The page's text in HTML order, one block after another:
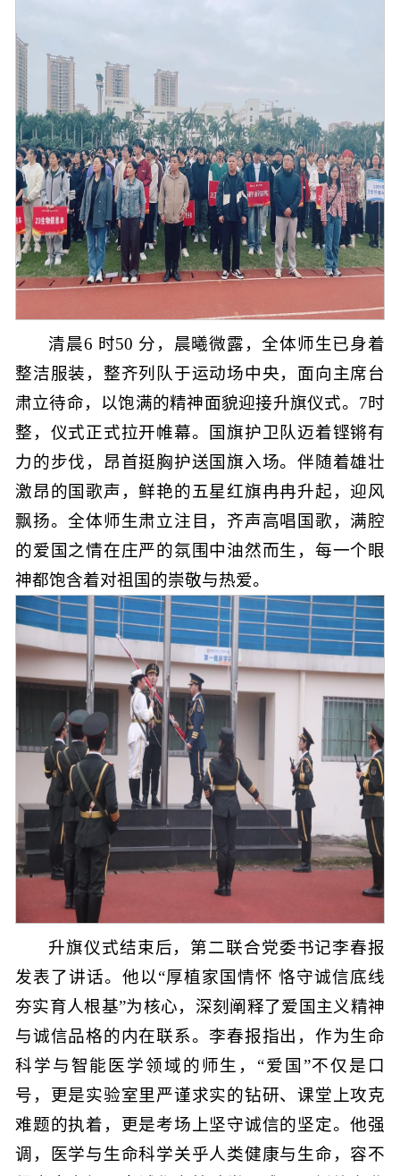
清晨6 时50 分，晨曦微露，全体师生已身着
整洁服装，整齐列队于运动场中央，面向主席台
肃立待命，以饱满的精神面貌迎接升旗仪式。7时
整，仪式正式拉开帷幕。国旗护卫队迈着铿锵有
力的步伐，昂首挺胸护送国旗入场。伴随着雄壮
激昂的国歌声，鲜艳的五星红旗冉冉升起，迎风
飘扬。全体师生肃立注目，齐声高唱国歌，满腔
的爱国之情在庄严的氛围中油然而生，每一个眼
神都饱含着对祖国的崇敬与热爱。
升旗仪式结束后，第二联合党委书记李春报
发表了讲话。他以“厚植家国情怀 恪守诚信底线
夯实育人根基”为核心，深刻阐释了爱国主义精神
与诚信品格的内在联系。李春报指出，作为生命
科学与智能医学领域的师生，“爱国”不仅是口
号，更是实验室里严谨求实的钻研、课堂上攻克
难题的执着，更是考场上坚守诚信的坚定。他强
调，医学与生命科学关乎人类健康与生命，容不